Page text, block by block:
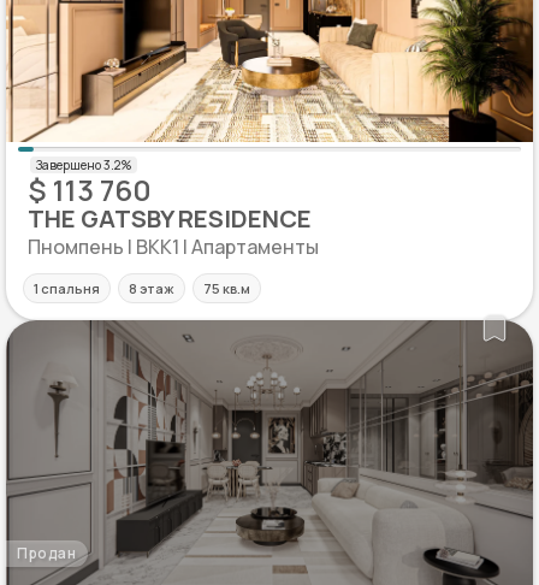
$ 113 760
THE GATSBY RESIDENCE
Пномпень | BKK1 | Апартаменты
1 спальня 8 этаж 75 кв.м
Продан